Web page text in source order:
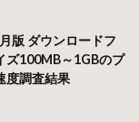
版 ダウンロードフ
ズ100MB～1GBのプ
度調査結果